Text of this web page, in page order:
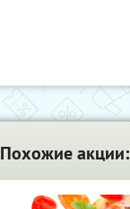
Похожие акции: